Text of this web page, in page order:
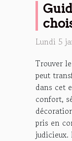
de
Lundi 5
Trouver
peut
dans cet
confort,
pris en
judicieux.